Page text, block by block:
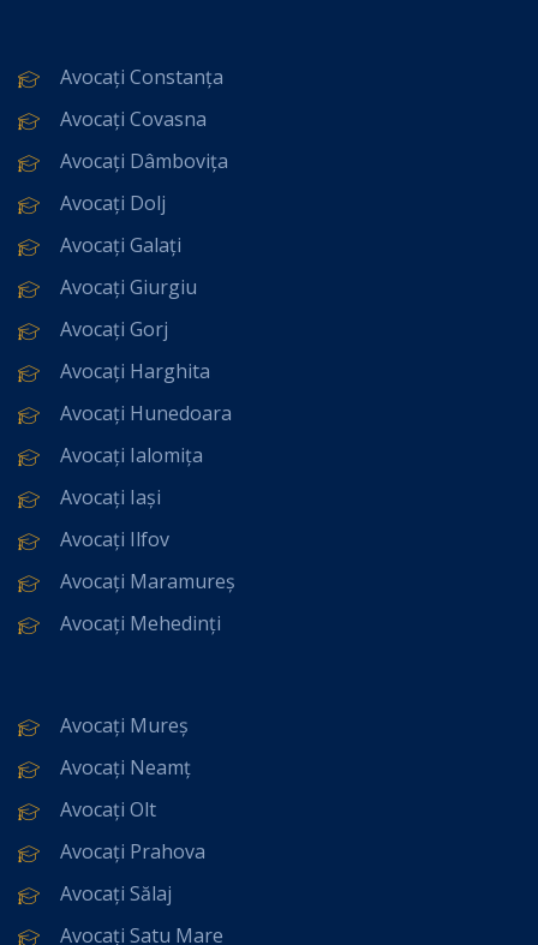
Avocați Constanța
Avocați Covasna
Avocați Dâmbovița
Avocați Dolj
Avocați Galați
Avocați Giurgiu
Avocați Gorj
Avocați Harghita
Avocați Hunedoara
Avocați Ialomița
Avocați Iași
Avocați Ilfov
Avocați Maramureș
Avocați Mehedinți
Avocați Mureș
Avocați Neamț
Avocați Olt
Avocați Prahova
Avocați Sălaj
Avocați Satu Mare